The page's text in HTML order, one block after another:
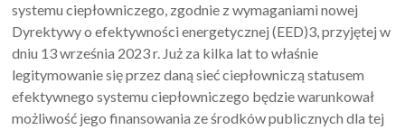
systemu ciepłowniczego, zgodnie z wymaganiami nowej
Dyrektywy o efektywności energetycznej (EED)3, przyjętej w
dniu 13 września 2023 r. Już za kilka lat to właśnie
legitymowanie się przez daną sieć ciepłowniczą statusem
efektywnego systemu ciepłowniczego będzie warunkował
możliwość jego finansowania ze środków publicznych dla tej